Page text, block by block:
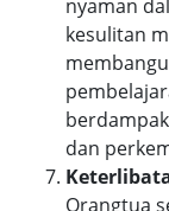
nyaman
kesulitan
dan
Orangtua